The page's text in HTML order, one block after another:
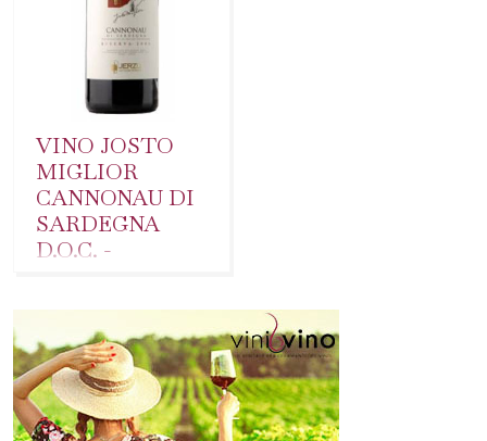
VINO JOSTO
MIGLIOR
CANNONAU DI
SARDEGNA
D.O.C. -
Josto Miglior un vino
rosso a
Denominazione di
Origine Controllata
ottenuto da uve
Cannonau.